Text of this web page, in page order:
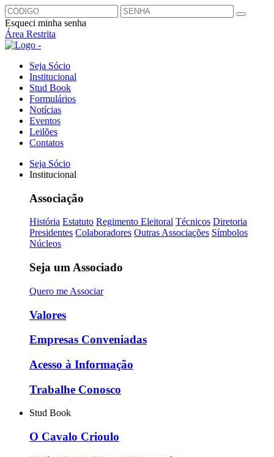
Esqueci minha senha
Área Restrita
Seja Sócio
Institucional
Stud Book
Formulários
Notícias
Eventos
Leilões
Contatos
Seja Sócio
Institucional
Associação
História Estatuto Regimento Eleitoral Técnicos Diretoria
Presidentes Colaboradores Outras Associações Símbolos
Núcleos
Seja um Associado
Quero me Associar
Valores
Empresas Conveniadas
Acesso à Informação
Trabalhe Conosco
Stud Book
O Cavalo Crioulo